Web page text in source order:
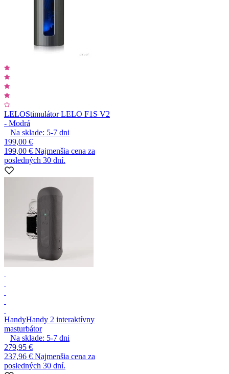
LELOStimulátor LELO F1S V2
- Modrá
Na sklade: 5-7 dni
199,00 €
199,00 € Najmenšia cena za
posledných 30 dní.
HandyHandy 2 interaktívny
masturbátor
Na sklade: 5-7 dni
279,95 €
237,96 € Najmenšia cena za
posledných 30 dní.